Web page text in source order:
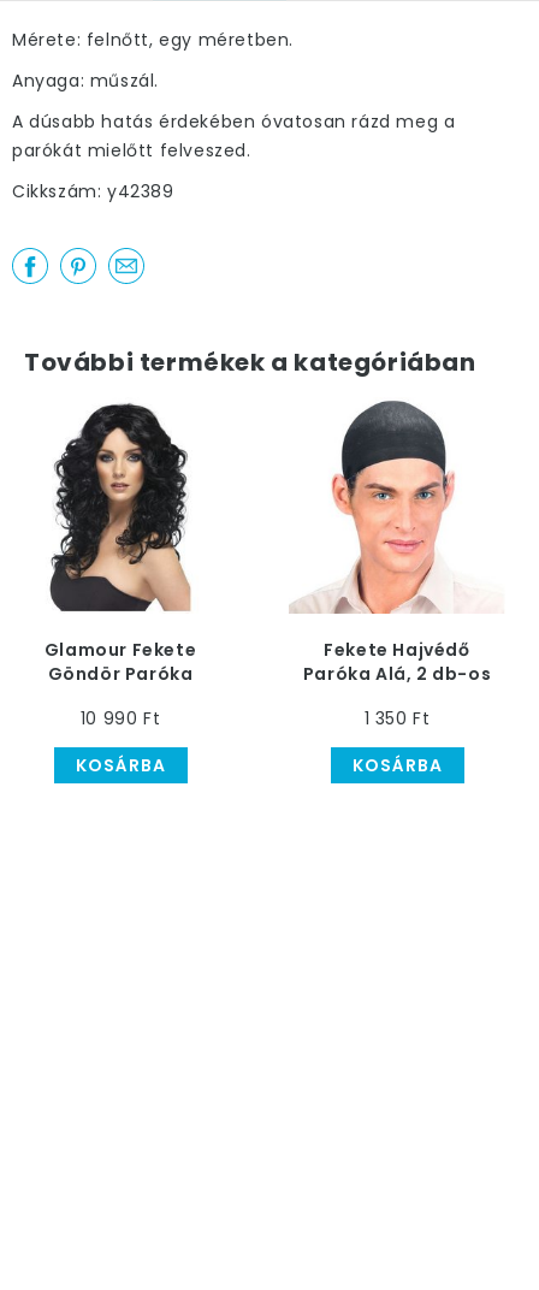
Mérete: felnőtt, egy méretben.
Anyaga: műszál.
A dúsabb hatás érdekében óvatosan rázd meg a
parókát mielőtt felveszed.
Cikkszám: y42389
További termékek a kategóriában
Glamour Fekete
Göndör Paróka
10 990 Ft
KOSÁRBA
Fekete Hajvédő
Paróka Alá, 2 db-os
1 350 Ft
KOSÁRBA